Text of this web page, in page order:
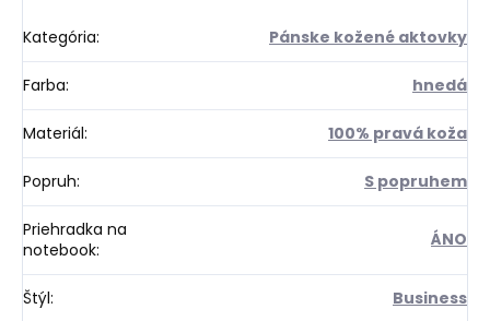
Kategória: Pánske kožené aktovky
Farba: hnedá
Materiál: 100% pravá koža
Popruh: S popruhem
Priehradka na
notebook: ÁNO
Štýl: Business